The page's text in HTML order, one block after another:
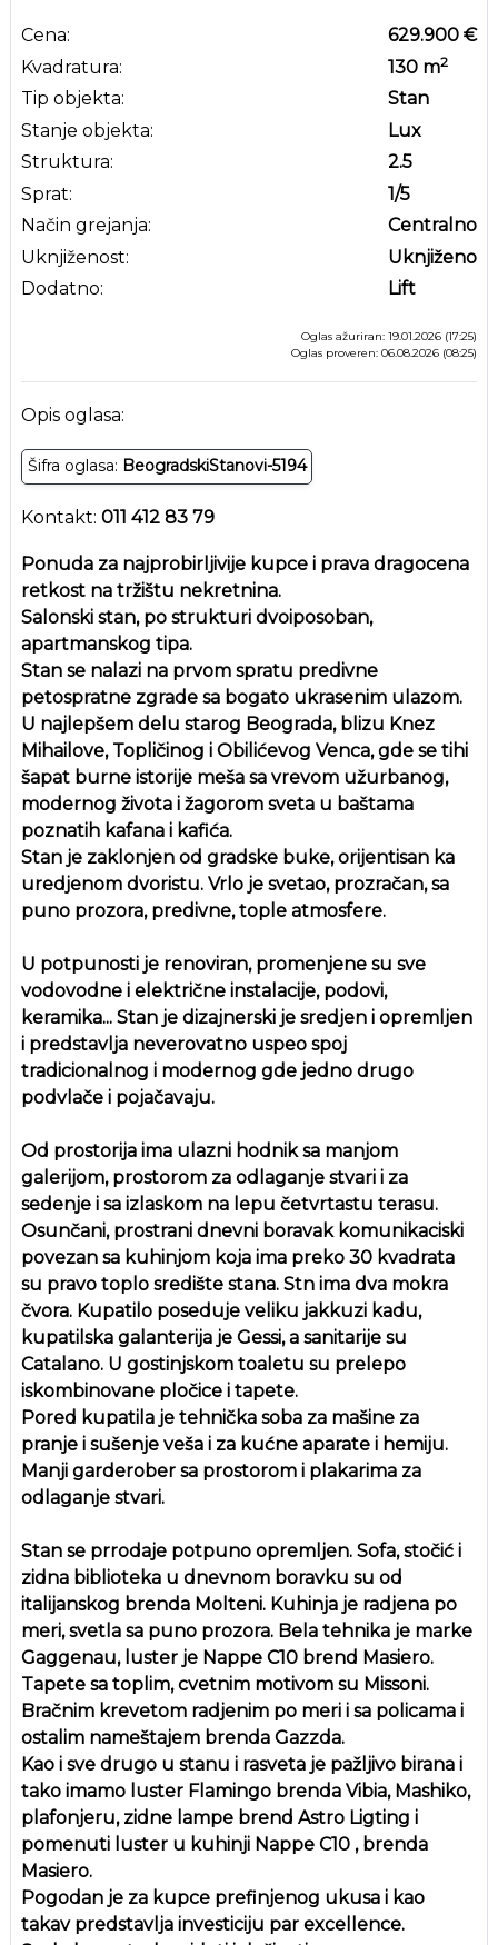
Cena:
Kvadratura:
Tip objekta:
Stanje objekta:
Struktura:
Sprat:
Način grejanja:
Uknjiženost:
Dodatno:
629.900 €
130 m2
Stan
Lux
2.5
1/5
Centralno
Uknjiženo
Lift
Oglas ažuriran: 19.01.2026 (17:25)
Oglas proveren: 06.08.2026 (08:25)
Opis oglasa:
Šifra oglasa: BeogradskiStanovi-5194
Kontakt: 011 412 83 79
Ponuda za najprobirljivije kupce i prava dragocena
retkost na tržištu nekretnina.
Salonski stan, po strukturi dvoiposoban,
apartmanskog tipa.
Stan se nalazi na prvom spratu predivne
petospratne zgrade sa bogato ukrasenim ulazom.
U najlepšem delu starog Beograda, blizu Knez
Mihailove, Topličinog i Obilićevog Venca, gde se tihi
šapat burne istorije meša sa vrevom užurbanog,
modernog života i žagorom sveta u baštama
poznatih kafana i kafića.
Stan je zaklonjen od gradske buke, orijentisan ka
uredjenom dvoristu. Vrlo je svetao, prozračan, sa
puno prozora, predivne, tople atmosfere.
U potpunosti je renoviran, promenjene su sve
vodovodne i električne instalacije, podovi,
keramika... Stan je dizajnerski je sredjen i opremljen
i predstavlja neverovatno uspeo spoj
tradicionalnog i modernog gde jedno drugo
podvlače i pojačavaju.
Od prostorija ima ulazni hodnik sa manjom
galerijom, prostorom za odlaganje stvari i za
sedenje i sa izlaskom na lepu četvrtastu terasu.
Osunčani, prostrani dnevni boravak komunikaciski
povezan sa kuhinjom koja ima preko 30 kvadrata
su pravo toplo središte stana. Stn ima dva mokra
čvora. Kupatilo poseduje veliku jakkuzi kadu,
kupatilska galanterija je Gessi, a sanitarije su
Catalano. U gostinjskom toaletu su prelepo
iskombinovane pločice i tapete.
Pored kupatila je tehnička soba za mašine za
pranje i sušenje veša i za kućne aparate i hemiju.
Manji garderober sa prostorom i plakarima za
odlaganje stvari.
Stan se prrodaje potpuno opremljen. Sofa, stočić i
zidna biblioteka u dnevnom boravku su od
italijanskog brenda Molteni. Kuhinja je radjena po
meri, svetla sa puno prozora. Bela tehnika je marke
Gaggenau, luster je Nappe C10 brend Masiero.
Tapete sa toplim, cvetnim motivom su Missoni.
Bračnim krevetom radjenim po meri i sa policama i
ostalim nameštajem brenda Gazzda.
Kao i sve drugo u stanu i rasveta je pažljivo birana i
tako imamo luster Flamingo brenda Vibia, Mashiko,
plafonjeru, zidne lampe brend Astro Ligting i
pomenuti luster u kuhinji Nappe C10 , brenda
Masiero.
Pogodan je za kupce prefinjenog ukusa i kao
takav predstavlja investiciju par excellence.